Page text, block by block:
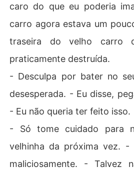
caro do que eu poderia
carro agora estava um
traseira do velho carro
praticamente destruída.
- Desculpa por bater no
desesperada. - Eu disse,
- Eu não queria ter feito isso.
- Só tome cuidado para
velhinha da próxima vez. -
maliciosamente. - Talvez